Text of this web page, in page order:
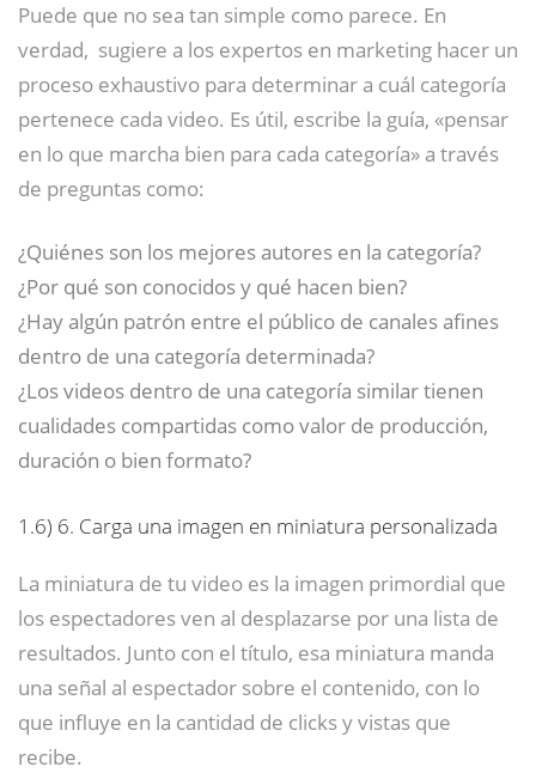
Puede que no sea tan simple como parece. En
verdad, sugiere a los expertos en marketing hacer un
proceso exhaustivo para determinar a cuál categoría
pertenece cada video. Es útil, escribe la guía, «pensar
en lo que marcha bien para cada categoría» a través
de preguntas como:
¿Quiénes son los mejores autores en la categoría?
¿Por qué son conocidos y qué hacen bien?
¿Hay algún patrón entre el público de canales afines
dentro de una categoría determinada?
¿Los videos dentro de una categoría similar tienen
cualidades compartidas como valor de producción,
duración o bien formato?
1.6) 6. Carga una imagen en miniatura personalizada
La miniatura de tu video es la imagen primordial que
los espectadores ven al desplazarse por una lista de
resultados. Junto con el título, esa miniatura manda
una señal al espectador sobre el contenido, con lo
que influye en la cantidad de clicks y vistas que
recibe.